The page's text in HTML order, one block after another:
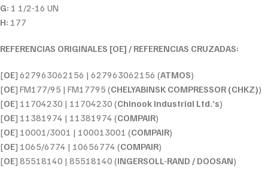
G: 1 1/2-16 UN
H: 177
REFERENCIAS ORIGINALES [OE] / REFERENCIAS CRUZADAS:
[OE] 627963062156 | 627963062156 (ATMOS)
[OE] FM177/95 | FM17795 (CHELYABINSK COMPRESSOR (CHKZ))
[OE] 11704230 | 11704230 (Chinook Industrial Ltd.’s)
[OE] 11381974 | 11381974 (COMPAIR)
[OE] 10001/3001 | 100013001 (COMPAIR)
[OE] 1065/6774 | 10656774 (COMPAIR)
[OE] 85518140 | 85518140 (INGERSOLL-RAND / DOOSAN)